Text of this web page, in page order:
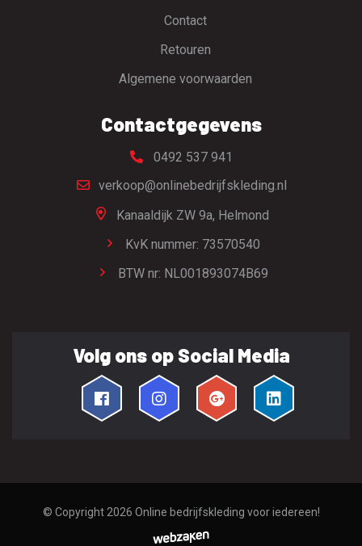
Contact
Retouren
Algemene voorwaarden
Contactgegevens
0492 537 941
verkoop@onlinebedrijfskleding.nl
Kanaaldijk ZW 9a, Helmond
KvK nummer: 73570540
BTW nr: NL001893074B69
Volg ons op Social Media
© Copyright 2026 Online bedrijfskleding voor iedereen!